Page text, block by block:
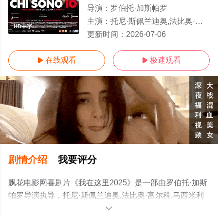
HD中字
导演： 罗伯托·加斯帕罗
主演： 托尼·斯佩兰迪奥,法比奥·富尔科,马西米利亚诺·罗西
更新时间： 2026-07-06
 在线观看  极速观看
剧情介绍 我要评分
飘花电影网喜剧片《我在这里2025》是一部由罗伯托·加斯
帕罗导演执导，托尼·斯佩兰迪奥,法比奥·富尔科,马西米利
亚诺·罗西等演员精彩演绎的其它电影，手机免费观看高清
